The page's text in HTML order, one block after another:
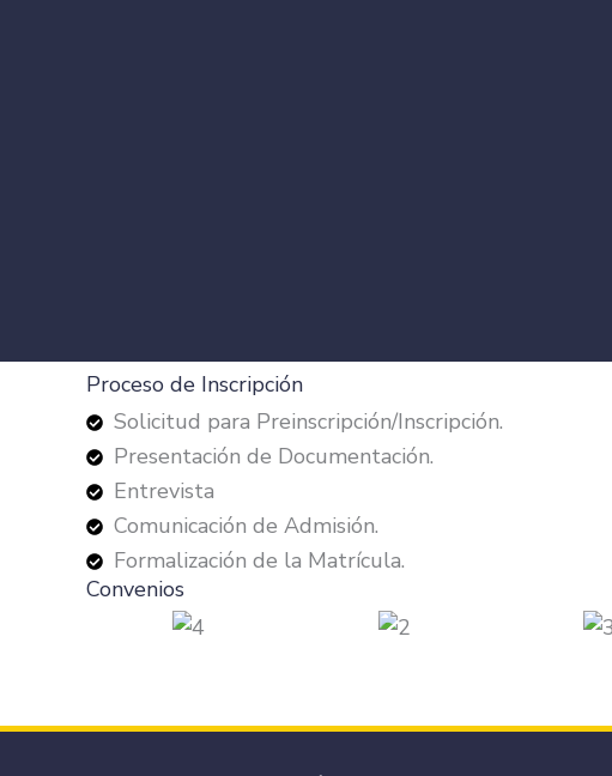
Proceso de Inscripción
Solicitud para Preinscripción/Inscripción.
Presentación de Documentación.
Entrevista
Comunicación de Admisión.
Formalización de la Matrícula.
Convenios